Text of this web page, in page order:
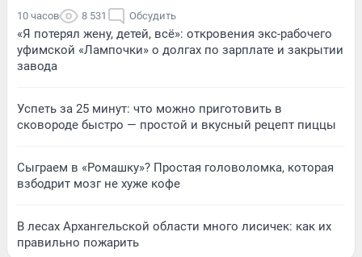
10 часов 8 531 Обсудить
«Я потерял жену, детей, всё»: откровения экс-рабочего
уфимской «Лампочки» о долгах по зарплате и закрытии
завода
Успеть за 25 минут: что можно приготовить в
сковороде быстро — простой и вкусный рецепт пиццы
Сыграем в «Ромашку»? Простая головоломка, которая
взбодрит мозг не хуже кофе
В лесах Архангельской области много лисичек: как их
правильно пожарить